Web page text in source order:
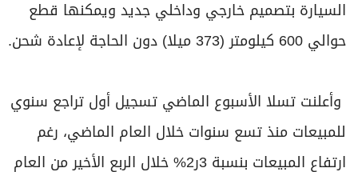
السيارة بتصميم خارجي وداخلي جديد ويمكنها قطع
حوالي 600 كيلومتر (373 ميلا) دون الحاجة لإعادة شحن.
وأعلنت تسلا الأسبوع الماضي تسجيل أول تراجع سنوي
للمبيعات منذ تسع سنوات خلال العام الماضي، رغم
ارتفاع المبيعات بنسبة 3ر2% خلال الربع الأخير من العام